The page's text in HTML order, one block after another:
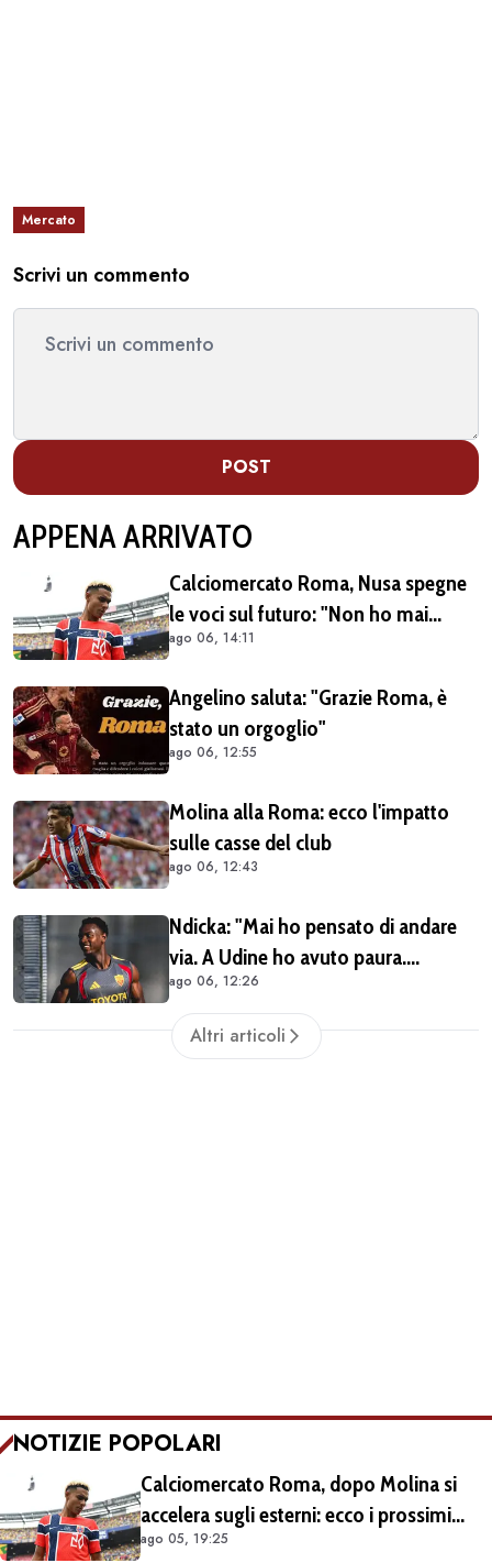
Mercato
Scrivi un commento
POST
APPENA ARRIVATO
Calciomercato Roma, Nusa spegne
le voci sul futuro: "Non ho mai
chiesto di lasciare il Lipsia. I media
vogliono"
ago 06, 14:11
Angelino saluta: "Grazie Roma, è
stato un orgoglio"
ago 06, 12:55
Molina alla Roma: ecco l'impatto
sulle casse del club
ago 06, 12:43
Ndicka: "Mai ho pensato di andare
via. A Udine ho avuto paura.
Pellegrini? Lo aspettiamo a braccia
aperte"
ago 06, 12:26
Altri articoli
NOTIZIE POPOLARI
Calciomercato Roma, dopo Molina si
accelera sugli esterni: ecco i prossimi
obiettivi
ago 05, 19:25